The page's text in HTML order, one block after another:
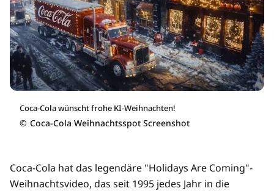
Coca-Cola wünscht frohe KI-Weihnachten!
© Coca-Cola Weihnachtsspot Screenshot
Coca-Cola hat das legendäre "Holidays Are Coming"-
Weihnachtsvideo, das seit 1995 jedes Jahr in die